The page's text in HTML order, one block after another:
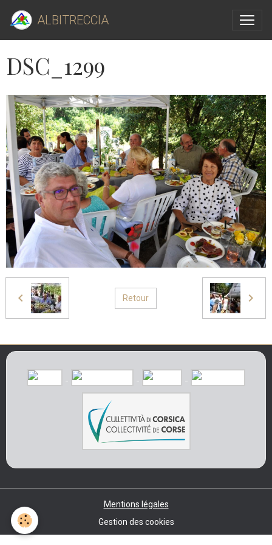
ALBITRECCIA
DSC_1299
Retour
Mentions légales
Gestion des cookies